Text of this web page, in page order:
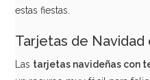
estas fiestas.
Tarjetas de
Las tarjetas navideñas con